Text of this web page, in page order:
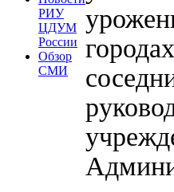
РИУ
ЦДУМ
России
Обзор
СМИ